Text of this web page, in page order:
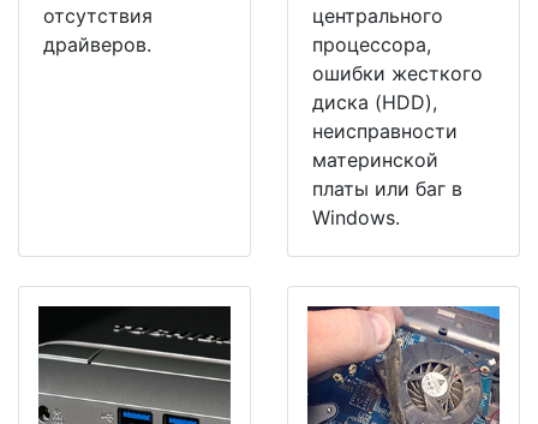
отсутствия
драйверов.
центрального
процессора,
ошибки жесткого
диска (HDD),
неисправности
материнской
платы или баг в
Windows.